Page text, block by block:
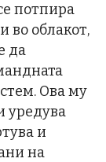
потпира
во облакот,
да
Ова му
уредува
и
на